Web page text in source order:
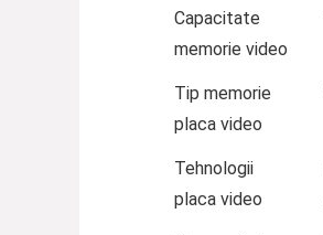
Capacitate
memorie video
Tip memorie
placa video
Tehnologii
placa video